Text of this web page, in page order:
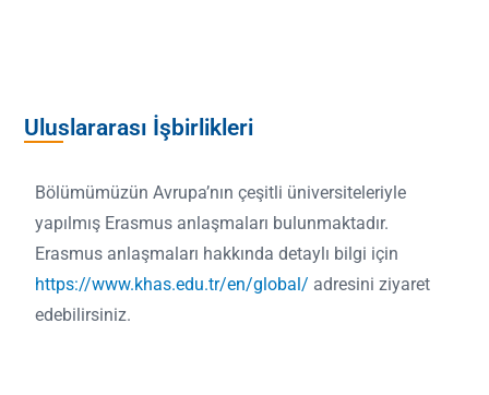
Uluslararası İşbirlikleri
Bölümümüzün Avrupa’nın çeşitli üniversiteleriyle
yapılmış Erasmus anlaşmaları bulunmaktadır.
Erasmus anlaşmaları hakkında detaylı bilgi için
https://www.khas.edu.tr/en/global/ adresini ziyaret
edebilirsiniz.